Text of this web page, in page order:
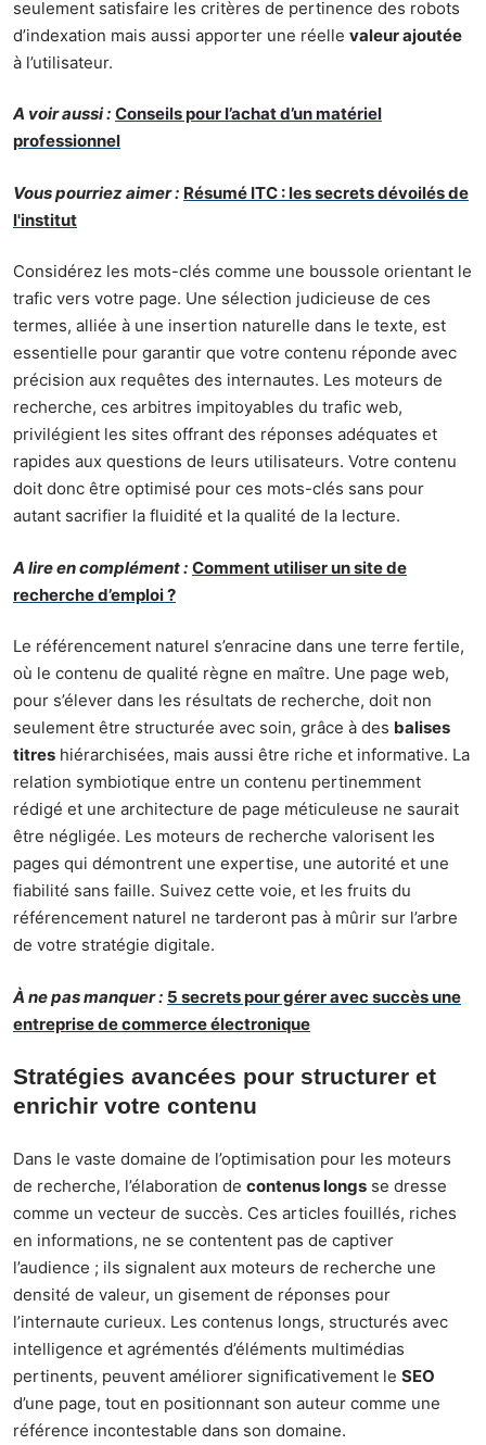
seulement satisfaire les critères de pertinence des robots
d’indexation mais aussi apporter une réelle valeur ajoutée
à l’utilisateur.
A voir aussi : Conseils pour l’achat d’un matériel
professionnel
Vous pourriez aimer : Résumé ITC : les secrets dévoilés de
l'institut
Considérez les mots-clés comme une boussole orientant le
trafic vers votre page. Une sélection judicieuse de ces
termes, alliée à une insertion naturelle dans le texte, est
essentielle pour garantir que votre contenu réponde avec
précision aux requêtes des internautes. Les moteurs de
recherche, ces arbitres impitoyables du trafic web,
privilégient les sites offrant des réponses adéquates et
rapides aux questions de leurs utilisateurs. Votre contenu
doit donc être optimisé pour ces mots-clés sans pour
autant sacrifier la fluidité et la qualité de la lecture.
A lire en complément : Comment utiliser un site de
recherche d’emploi ?
Le référencement naturel s’enracine dans une terre fertile,
où le contenu de qualité règne en maître. Une page web,
pour s’élever dans les résultats de recherche, doit non
seulement être structurée avec soin, grâce à des balises
titres hiérarchisées, mais aussi être riche et informative. La
relation symbiotique entre un contenu pertinemment
rédigé et une architecture de page méticuleuse ne saurait
être négligée. Les moteurs de recherche valorisent les
pages qui démontrent une expertise, une autorité et une
fiabilité sans faille. Suivez cette voie, et les fruits du
référencement naturel ne tarderont pas à mûrir sur l’arbre
de votre stratégie digitale.
À ne pas manquer : 5 secrets pour gérer avec succès une
entreprise de commerce électronique
Stratégies avancées pour structurer et
enrichir votre contenu
Dans le vaste domaine de l’optimisation pour les moteurs
de recherche, l’élaboration de contenus longs se dresse
comme un vecteur de succès. Ces articles fouillés, riches
en informations, ne se contentent pas de captiver
l’audience ; ils signalent aux moteurs de recherche une
densité de valeur, un gisement de réponses pour
l’internaute curieux. Les contenus longs, structurés avec
intelligence et agrémentés d’éléments multimédias
pertinents, peuvent améliorer significativement le SEO
d’une page, tout en positionnant son auteur comme une
référence incontestable dans son domaine.